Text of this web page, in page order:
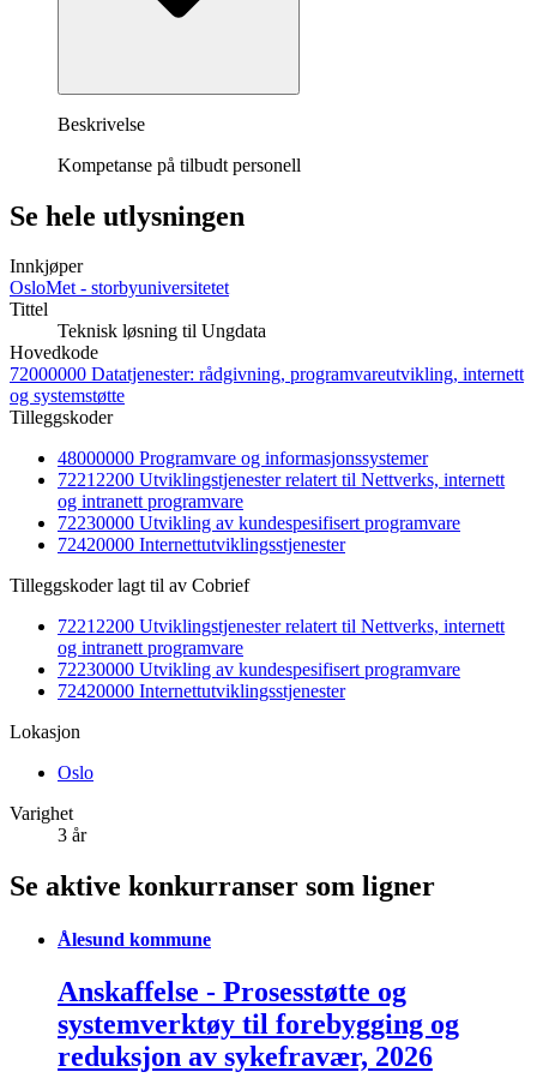
Beskrivelse
Kompetanse på tilbudt personell
Se hele utlysningen
Innkjøper
OsloMet - storbyuniversitetet
Tittel
Teknisk løsning til Ungdata
Hovedkode
72000000 Datatjenester: rådgivning, programvareutvikling, internett
og systemstøtte
Tilleggskoder
48000000 Programvare og informasjonssystemer
72212200 Utviklingstjenester relatert til Nettverks, internett
og intranett programvare
72230000 Utvikling av kundespesifisert programvare
72420000 Internettutviklingsstjenester
Tilleggskoder lagt til av Cobrief
72212200 Utviklingstjenester relatert til Nettverks, internett
og intranett programvare
72230000 Utvikling av kundespesifisert programvare
72420000 Internettutviklingsstjenester
Lokasjon
Oslo
Varighet
3 år
Se aktive konkurranser som ligner
Ålesund kommune
Anskaffelse - Prosesstøtte og
systemverktøy til forebygging og
reduksjon av sykefravær, 2026